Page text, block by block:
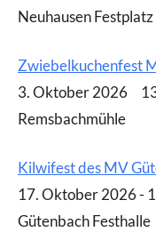
Neuhausen Festplatz
Zwiebelkuchenfest
3. Oktober 2026
Remsbachmühle
Kilwifest des MV
17. Oktober 2026 -
Gütenbach Festhalle